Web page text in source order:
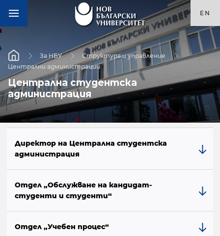
EN
За НБУ
Структура и управление
Централни администрации
Централна студентска
администрация
Директор на Централна студентска
администрация
Отдел „Обслужване на кандидат-
студенти и студенти“
Отдел „Учебен процес“